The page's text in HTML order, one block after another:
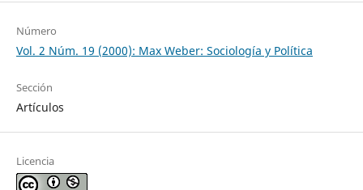
Número
Vol. 2 Núm. 19 (2000): Max Weber: Sociología y Política
Sección
Artículos
Licencia